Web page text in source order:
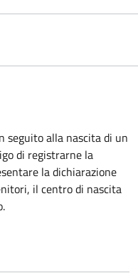
seguito alla nascita di un
di registrarne la
la dichiarazione
il centro di nascita